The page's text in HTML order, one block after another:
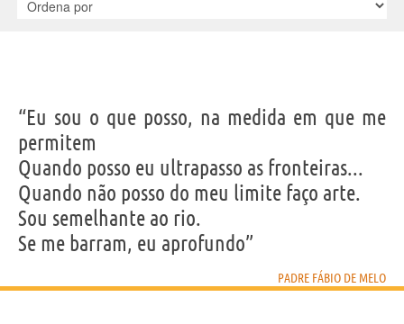
“Eu sou o que posso, na medida em que me
permitem
Quando posso eu ultrapasso as fronteiras...
Quando não posso do meu limite faço arte.
Sou semelhante ao rio.
Se me barram, eu aprofundo”
PADRE FÁBIO DE MELO